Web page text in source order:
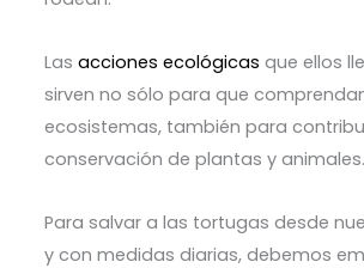
Las acciones ecológicas que ellos
sirven no sólo para que
ecosistemas, también para
conservación de plantas y animales.
Para salvar a las tortugas desde
y con medidas diarias, debemos